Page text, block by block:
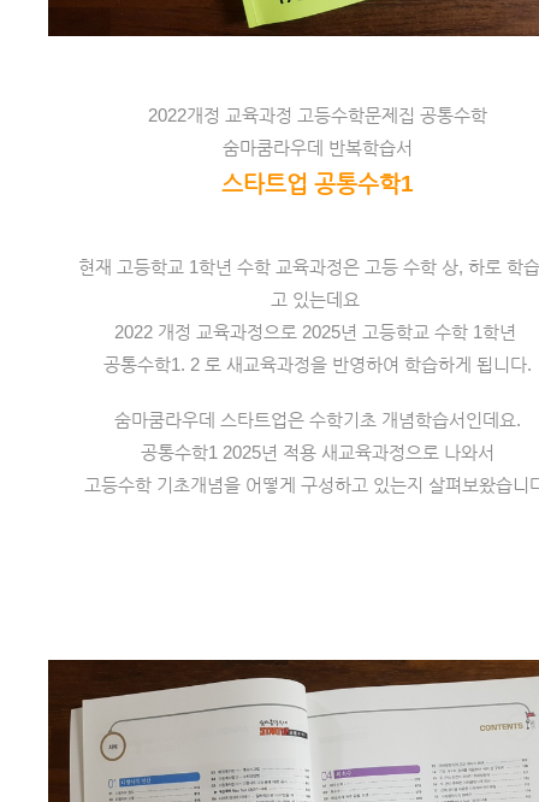
2022개정 교육과정 고등수학문제집 공통수학
숨마쿰라우데 반복학습서
스타트업 공통수학1
현재 고등학교 1학년 수학 교육과정은 고등 수학 상, 하로 학
고 있는데요
2022 개정 교육과정으로 2025년 고등학교 수학 1학년
공통수학1. 2 로 새교육과정을 반영하여 학습하게 됩니다.
숨마쿰라우데 스타트업은 수학기초 개념학습서인데요.
공통수학1 2025년 적용 새교육과정으로 나와서
고등수학 기초개념을 어떻게 구성하고 있는지 살펴보왔습니